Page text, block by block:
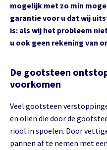
mogelijk met zo min
garantie voor u dat wij
is: als wij het probleem
u ook geen rekening van
De gootsteen
voorkomen
Veel gootsteen
en oliën die door de
riool in spoelen. Door
pannen af te nemen met